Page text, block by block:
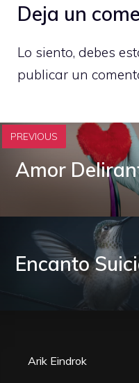
Deja un
Lo siento, debes
publicar un
PREVIOUS
Amor
Encanto
Arik Eindrok